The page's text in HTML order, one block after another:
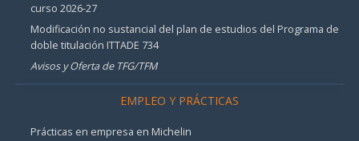
curso 2026-27
Modificación no sustancial del plan de estudios del Programa de
doble titulación ITTADE 734
Avisos y Oferta de TFG/TFM
EMPLEO Y PRÁCTICAS
Prácticas en empresa en Michelin